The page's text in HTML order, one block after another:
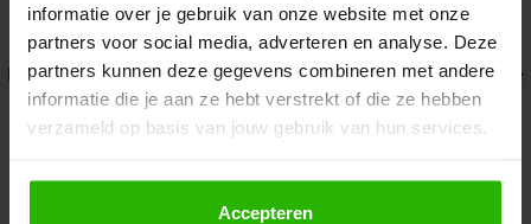
informatie over je gebruik van onze website met onze
partners voor social media, adverteren en analyse. Deze
partners kunnen deze gegevens combineren met andere
informatie die je aan ze hebt verstrekt of die ze hebben
verzameld op basis van jouw gebruik van hun services.
Als je op "Accepteer" klikt, dan geef je Voordeeluitjes.nl
toestemming om cookies voor social media en
Accepteren
Application error: a client-side exception has occurred while
loadingwww.voordeeluitjes.nl (see the browser console for more
information).